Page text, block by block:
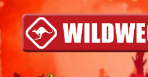
Inhalt
springen